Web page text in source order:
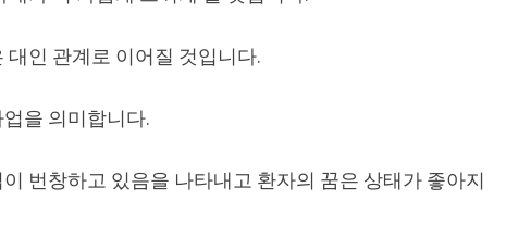
인 관계로 이어질 것입니다.
을 의미합니다.
번창하고 있음을 나타내고 환자의 꿈은 상태가 좋아지